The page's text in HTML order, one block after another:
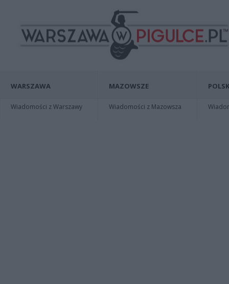
WARSZAWA
Wiadomości z Warszawy
MAZOWSZE
Wiadomości z Mazowsza